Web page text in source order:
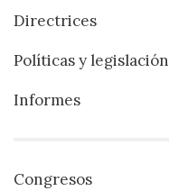
Directrices
Políticas y legislación
Informes
Congresos